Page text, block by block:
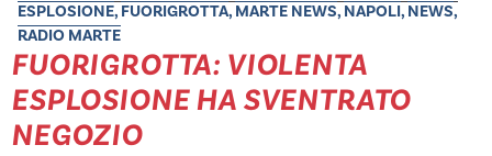
ESPLOSIONE, FUORIGROTTA, MARTE NEWS, NAPOLI, NEWS,
RADIO MARTE
FUORIGROTTA: VIOLENTA
ESPLOSIONE HA SVENTRATO
NEGOZIO